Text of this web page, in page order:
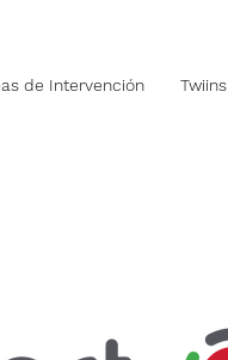
de Intervención Twiins